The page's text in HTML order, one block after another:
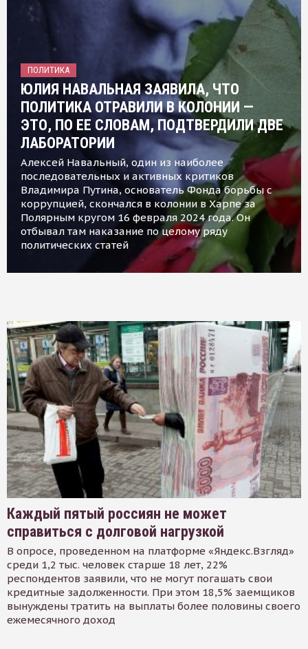
ПОЛИТИКА
ЮЛИЯ НАВАЛЬНАЯ ЗАЯВИЛА, ЧТО
ПОЛИТИКА ОТРАВИЛИ В КОЛОНИИ —
ЭТО, ПО ЕЕ СЛОВАМ, ПОДТВЕРДИЛИ ДВЕ
ЛАБОРАТОРИИ
Алексей Навальный, один из наиболее
последовательных и активных критиков
Владимира Путина, основатель Фонда борьбы с
коррупцией, скончался в колонии в Харпе за
Полярным кругом 16 февраля 2024 года. Он
отбывал там наказание по целому ряду
политических статей
Каждый пятый россиян не может
справиться с долговой нагрузкой
В опросе, проведенном на платформе «Яндекс.Взгляд»
среди 1,2 тыс. человек старше 18 лет, 22%
респондентов заявили, что не могут погашать свои
кредитные задолженности. При этом 18,5% заемщиков
вынуждены тратить на выплаты более половины своего
ежемесячного доход